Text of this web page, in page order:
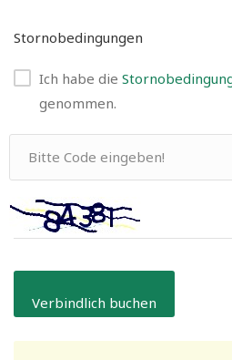
Stornobedingungen
Ich habe die
genommen.